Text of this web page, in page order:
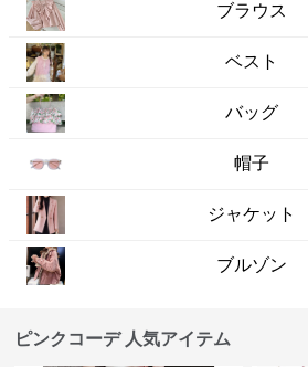
ブラウス
ベスト
バッグ
帽子
ジャケット
ブルゾン
ピンクコーデ 人気アイテム